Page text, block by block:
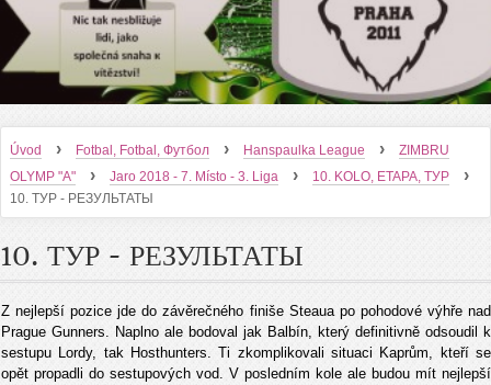
Úvod › Fotbal, Fotbal, Футбол › Hanspaulka League ›
ZIMBRU
OLYMP "A"
› Jaro 2018 - 7. Místo - 3. Liga › 10. KOLO, ETAPA, ТУР ›
10. ТУР - РЕЗУЛЬТАТЫ
10. ТУР - РЕЗУЛЬТАТЫ
Z nejlepší pozice jde do závěrečného finiše Steaua po pohodové výhře nad
Prague Gunners. Naplno ale bodoval jak Balbín, který definitivně odsoudil k
sestupu Lordy, tak Hosthunters. Ti zkomplikovali situaci Kaprům, kteří se
opět propadli do sestupových vod. V posledním kole ale budou mít nejlepší